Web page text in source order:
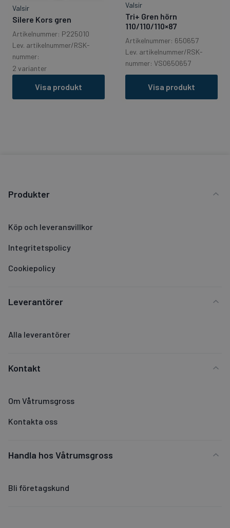
Valsir
Silere Kors gren
Artikelnummer: P225010
Lev. artikelnummer/RSK-
nummer:
2 varianter
Visa produkt
Valsir
Tri+ Gren hörn
110/110/110×87
Artikelnummer: 650657
Lev. artikelnummer/RSK-
nummer: VS0650657
Visa produkt
Produkter
Köp och leveransvillkor
Integritetspolicy
Cookiepolicy
Leverantörer
Alla leverantörer
Kontakt
Om Våtrumsgross
Kontakta oss
Handla hos Våtrumsgross
Bli företagskund